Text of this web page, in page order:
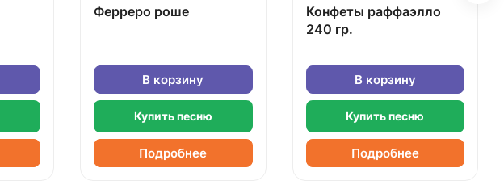
Ферреро роше
В корзину
Купить песню
Подробнее
Конфеты раффаэлло
240 гр.
В корзину
Купить песню
Подробнее